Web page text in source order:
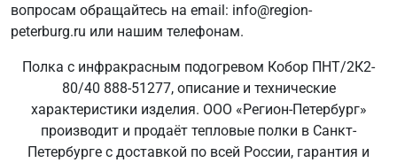
вопросам обращайтесь на email: info@region-
peterburg.ru или нашим телефонам.
Полка с инфракрасным подогревом Кобор ПНТ/2К2-
80/40 888-51277, описание и технические
характеристики изделия. ООО «Регион-Петербург»
производит и продаёт тепловые полки в Санкт-
Петербурге с доставкой по всей России, гарантия и